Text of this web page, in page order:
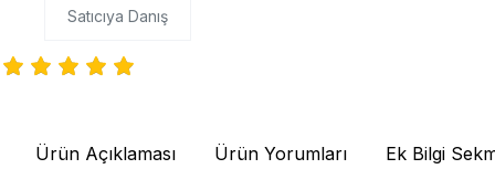
Satıcıya Danış
Ürün Açıklaması Ürün Yorumları Ek Bilgi